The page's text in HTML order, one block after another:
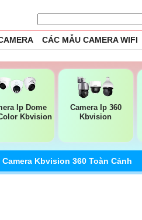
CÁC MẪU CAMERA WIFI
Ip Dome
Kbvision
Camera Ip 360
Kbvision
Camera Kbvision 360 Toàn Cảnh